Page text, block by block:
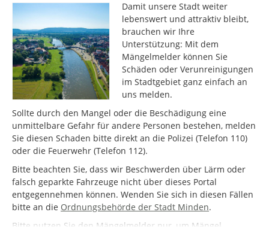
Damit unsere Stadt weiter
lebenswert und attraktiv bleibt,
brauchen wir Ihre
Unterstützung: Mit dem
Mängelmelder können Sie
Schäden oder Verunreinigungen
im Stadtgebiet ganz einfach an
uns melden.
Sollte durch den Mangel oder die Beschädigung eine
unmittelbare Gefahr für andere Personen bestehen, melden
Sie diesen Schaden bitte direkt an die Polizei (Telefon 110)
oder die Feuerwehr (Telefon 112).
Bitte beachten Sie, dass wir Beschwerden über Lärm oder
falsch geparkte Fahrzeuge nicht über dieses Portal
entgegennehmen können. Wenden Sie sich in diesen Fällen
bitte an die Ordnungsbehörde der Stadt Minden.